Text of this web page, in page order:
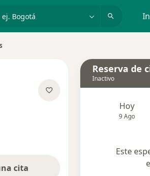
ej. Bogotá
cita
Reserva de
Inactivo
Hoy
9 Ago
Este